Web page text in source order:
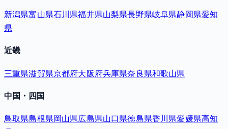
新潟県富山県石川県福井県山梨県長野県岐阜県静岡県愛知
県
近畿
三重県滋賀県京都府大阪府兵庫県奈良県和歌山県
中国・四国
鳥取県島根県岡山県広島県山口県徳島県香川県愛媛県高知